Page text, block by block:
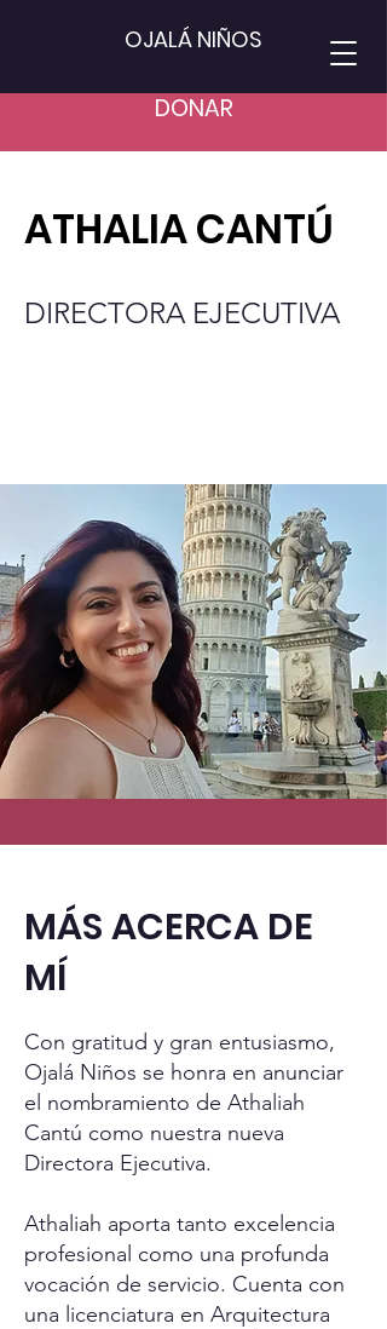
DONAR
OJALÁ NIÑOS
ATHALIA CANTÚ
DIRECTORA EJECUTIVA
MÁS ACERCA DE
MÍ
Con gratitud y gran entusiasmo,
Ojalá Niños se honra en anunciar
el nombramiento de Athaliah
Cantú como nuestra nueva
Directora Ejecutiva.
Athaliah aporta tanto excelencia
profesional como una profunda
vocación de servicio. Cuenta con
una licenciatura en Arquitectura